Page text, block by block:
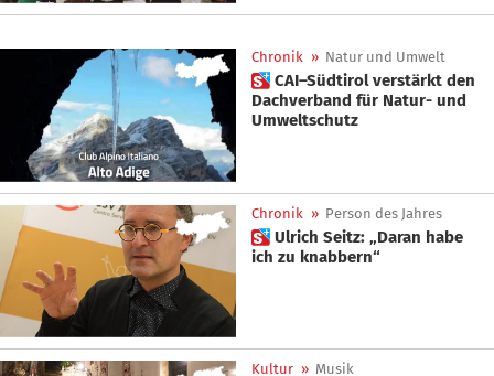
Chronik » Natur und Umwelt
 CAI–Südtirol verstärkt den
Dachverband für Natur- und
Umweltschutz
Chronik » Person des Jahres
 Ulrich Seitz: „Daran habe
ich zu knabbern“
Kultur » Musik